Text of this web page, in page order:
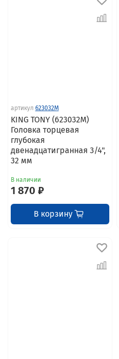
артикул 623032M
KING TONY (623032M)
Головка торцевая
глубокая
двенадцатигранная 3/4",
32 мм
В наличии
1 870 ₽
В корзину